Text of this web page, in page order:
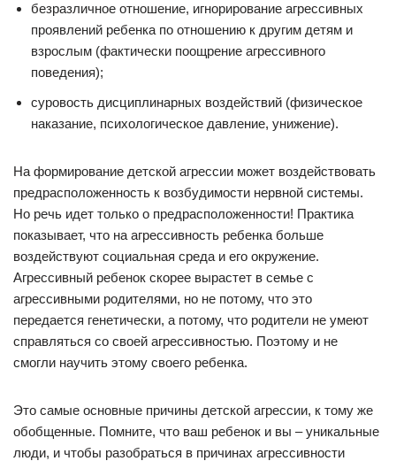
безразличное отношение, игнорирование агрессивных
проявлений ребенка по отношению к другим детям и
взрослым (фактически поощрение агрессивного
поведения);
суровость дисциплинарных воздействий (физическое
наказание, психологическое давление, унижение).
На формирование детской агрессии может воздействовать
предрасположенность к возбудимости нервной системы.
Но речь идет только о предрасположенности! Практика
показывает, что на агрессивность ребенка больше
воздействуют социальная среда и его окружение.
Агрессивный ребенок скорее вырастет в семье с
агрессивными родителями, но не потому, что это
передается генетически, а потому, что родители не умеют
справляться со своей агрессивностью. Поэтому и не
смогли научить этому своего ребенка.
Это самые основные причины детской агрессии, к тому же
обобщенные. Помните, что ваш ребенок и вы – уникальные
люди, и чтобы разобраться в причинах агрессивности